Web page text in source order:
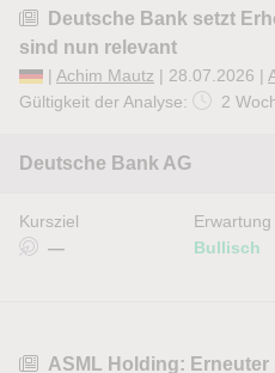
Deutsche Bank setzt
sind nun relevant
| Achim Mautz | 28.07.2026 |
Gültigkeit der Analyse:
2
Deutsche Bank AG
Kursziel
—
Erwartung
Bullisch
ASML Holding: Erneuter